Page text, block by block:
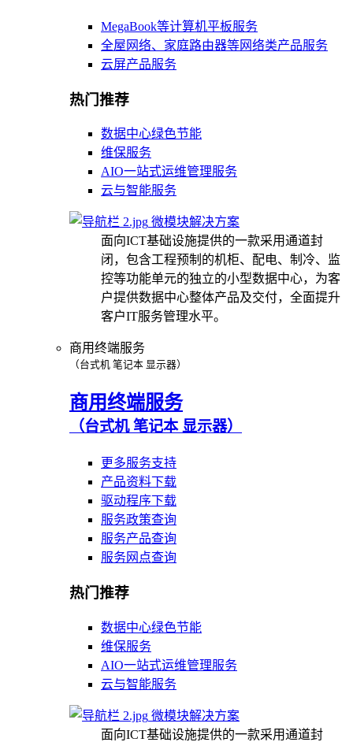
MegaBook等计算机平板服务
全屋网络、家庭路由器等网络类产品服务
云屏产品服务
热门推荐
数据中心绿色节能
维保服务
AIO一站式运维管理服务
云与智能服务
微模块解决方案
面向ICT基础设施提供的一款采用通道封
闭，包含工程预制的机柜、配电、制冷、监
控等功能单元的独立的小型数据中心，为客
户提供数据中心整体产品及交付，全面提升
客户IT服务管理水平。
商用终端服务
（台式机 笔记本 显示器）
商用终端服务
（台式机 笔记本 显示器）
更多服务支持
产品资料下载
驱动程序下载
服务政策查询
服务产品查询
服务网点查询
热门推荐
数据中心绿色节能
维保服务
AIO一站式运维管理服务
云与智能服务
微模块解决方案
面向ICT基础设施提供的一款采用通道封